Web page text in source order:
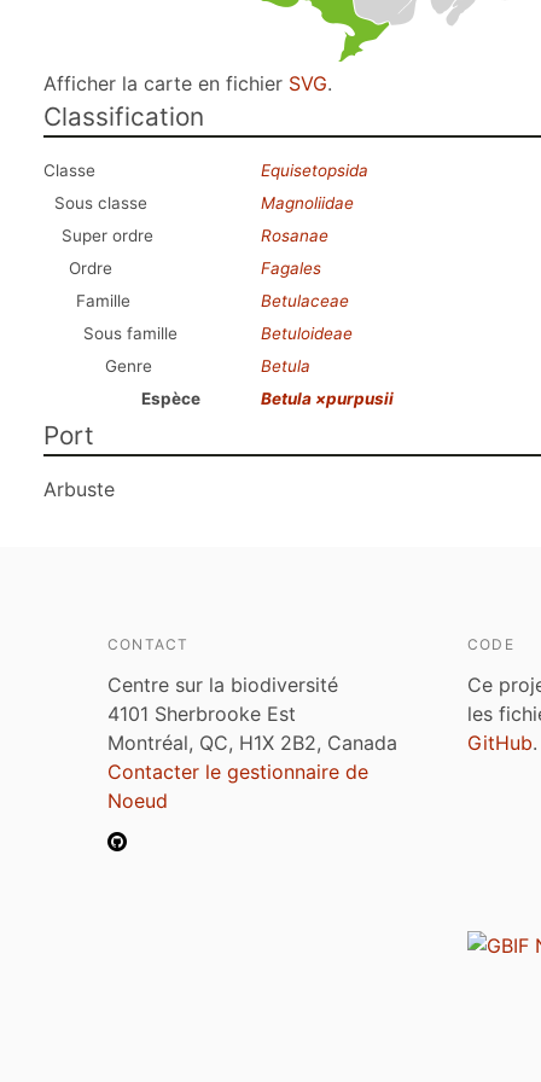
Afficher la carte en fichier SVG.
Classification
Classe
Equisetopsida
Sous classe
Magnoliidae
Super ordre
Rosanae
Ordre
Fagales
Famille
Betulaceae
Sous famille
Betuloideae
Genre
Betula
Espèce
Betula ×purpusii
Port
Arbuste
CONTACT
Centre sur la biodiversité
4101 Sherbrooke Est
Montréal, QC, H1X 2B2, Canada
Contacter le gestionnaire de
Noeud
CODE
Ce
les
GitHub.